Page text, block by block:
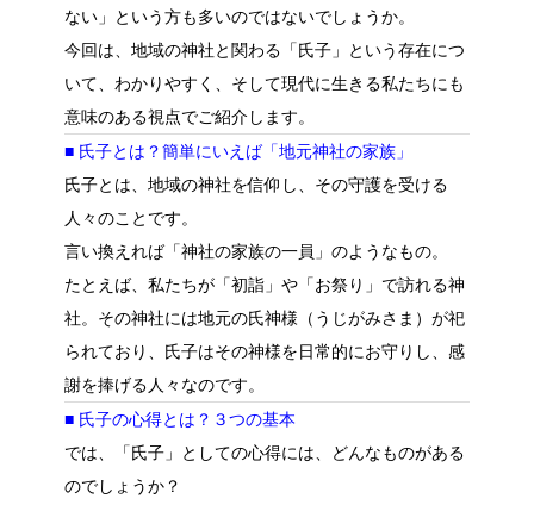
ない」という方も多いのではないでしょうか。
今回は、地域の神社と関わる「氏子」という存在につ
いて、わかりやすく、そして現代に生きる私たちにも
意味のある視点でご紹介します。
■ 氏子とは？簡単にいえば「地元神社の家族」
氏子とは、地域の神社を信仰し、その守護を受ける
人々のことです。
言い換えれば「神社の家族の一員」のようなもの。
たとえば、私たちが「初詣」や「お祭り」で訪れる神
社。その神社には地元の氏神様（うじがみさま）が祀
られており、氏子はその神様を日常的にお守りし、感
謝を捧げる人々なのです。
■ 氏子の心得とは？３つの基本
では、「氏子」としての心得には、どんなものがある
のでしょうか？